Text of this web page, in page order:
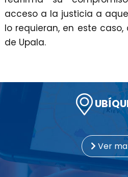
acceso a la justicia a
lo requieran, en este
de Upala.
Ver